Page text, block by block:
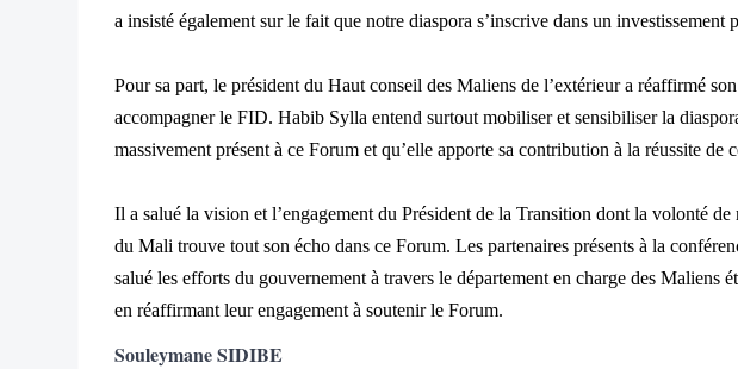
a insisté également sur le fait que notre diaspora s’inscrive dans un investissement
Pour sa part, le président du Haut conseil des Maliens de l’extérieur a réaffirmé
accompagner le FID. Habib Sylla entend surtout mobiliser et sensibiliser la
massivement présent à ce Forum et qu’elle apporte sa contribution à la réussite de
Il a salué la vision et l’engagement du Président de la Transition dont la volonté de
du Mali trouve tout son écho dans ce Forum. Les partenaires présents à la
salué les efforts du gouvernement à travers le département en charge des Maliens
en réaffirmant leur engagement à soutenir le Forum.
Souleymane SIDIBE